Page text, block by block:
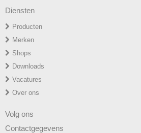
Diensten
Producten
Merken
Shops
Downloads
Vacatures
Over ons
Volg ons
Contactgegevens